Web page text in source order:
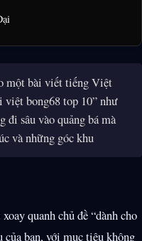
một bài viết tiếng Việt
việt bong68 top 10” như
đi sâu vào quảng bá mà
và những góc khu
quanh chủ đề “dành cho
bạn, với mục tiêu không